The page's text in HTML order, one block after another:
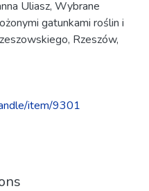
Uliasz, Wybrane
gatunkami roślin i
Rzeszów,
item/9301